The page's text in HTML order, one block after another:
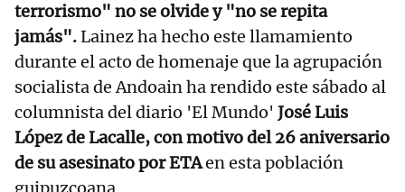
terrorismo" no se olvide y "no se repita
jamás".Lainez ha hecho este llamamiento
durante el acto de homenaje que la agrupación
socialista de Andoain ha rendido este sábado al
columnista del diario 'El Mundo' José Luis
López de Lacalle, con motivo del 26 aniversario
de su asesinato por ETAen esta población